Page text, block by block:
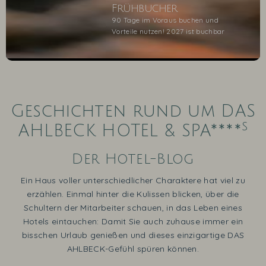
Frühbucher
90 Tage im Voraus buchen und
Vorteile nutzen! 2027 ist buchbar
Geschichten rund um DAS
AHLBECK HOTEL & SPA****s
Der Hotel-Blog
Ein Haus voller unterschiedlicher Charaktere hat viel zu
erzählen. Einmal hinter die Kulissen blicken, über die
Schultern der Mitarbeiter schauen, in das Leben eines
Hotels eintauchen: Damit Sie auch zuhause immer ein
bisschen Urlaub genießen und dieses einzigartige DAS
AHLBECK-Gefühl spüren können.